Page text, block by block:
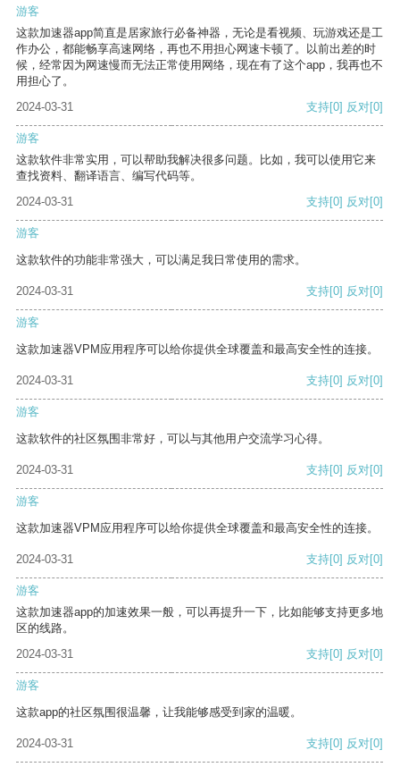
游客
这款加速器app简直是居家旅行必备神器，无论是看视频、玩游戏还是工
作办公，都能畅享高速网络，再也不用担心网速卡顿了。以前出差的时
候，经常因为网速慢而无法正常使用网络，现在有了这个app，我再也不
用担心了。
2024-03-31
支持[0] 反对[0]
游客
这款软件非常实用，可以帮助我解决很多问题。比如，我可以使用它来
查找资料、翻译语言、编写代码等。
2024-03-31
支持[0] 反对[0]
游客
这款软件的功能非常强大，可以满足我日常使用的需求。
2024-03-31 支持[0] 反对[0]
游客
这款加速器VPM应用程序可以给你提供全球覆盖和最高安全性的连接。
2024-03-31 支持[0] 反对[0]
游客
这款软件的社区氛围非常好，可以与其他用户交流学习心得。
2024-03-31 支持[0] 反对[0]
游客
这款加速器VPM应用程序可以给你提供全球覆盖和最高安全性的连接。
2024-03-31 支持[0] 反对[0]
游客
这款加速器app的加速效果一般，可以再提升一下，比如能够支持更多地
区的线路。
2024-03-31
支持[0] 反对[0]
游客
这款app的社区氛围很温馨，让我能够感受到家的温暖。
2024-03-31 支持[0] 反对[0]